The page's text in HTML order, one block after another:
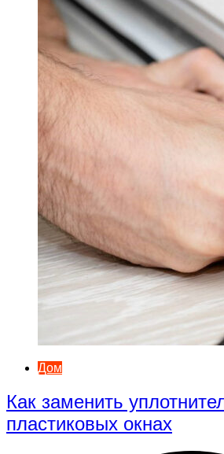
Дом
Как заменить
пластиковых окнах